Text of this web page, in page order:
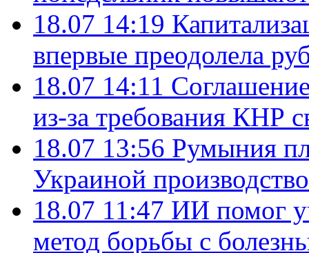
18.07 14:19
впервые преодолела
18.07 14:11
из-за требования КНР
18.07 13:56 Румыния
Украиной
18.07 11:47 ИИ помог
метод борьбы с